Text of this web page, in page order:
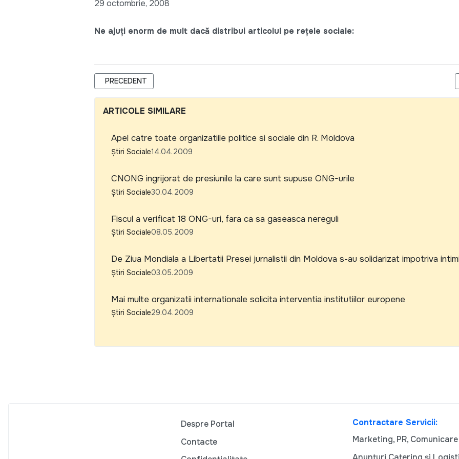
29 octombrie, 2008
Ne ajuți enorm de mult dacă distribui articolul pe rețele sociale:
ARTICOL PRECEDENT: CONSUMATORI DE DROGURI SI VOLUNTARI COLECTEAZA SERINGI UTILIZATE
PRECEDENT
ARTICOLE SIMILARE
Apel catre toate organizatiile politice si sociale din R. Moldova
Știri Sociale14.04.2009
CNONG ingrijorat de presiunile la care sunt supuse ONG-urile
Știri Sociale30.04.2009
Fiscul a verificat 18 ONG-uri, fara ca sa gaseasca nereguli
Știri Sociale08.05.2009
De Ziua Mondiala a Libertatii Presei jurnalistii din Moldova s-au solidarizat impotriva
Știri Sociale03.05.2009
Mai multe organizatii internationale solicita interventia institutiilor europene
Știri Sociale29.04.2009
Despre Portal
Contacte
Contractare Servicii:
Marketing, PR, Comunicare